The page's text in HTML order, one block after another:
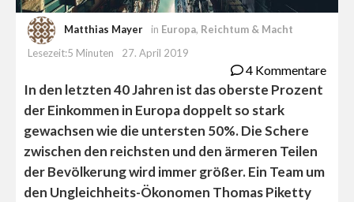
Matthias Mayer in Europa, Reichtum & Macht
Lesezeit:5 Minuten
27. April 2019
4 Kommentare
In den letzten 40 Jahren ist das oberste Prozent
der Einkommen in Europa doppelt so stark
gewachsen wie die untersten 50%. Die Schere
zwischen den reichsten und den ärmeren Teilen
der Bevölkerung wird immer größer. Ein Team um
den Ungleichheits-Ökonomen Thomas Piketty